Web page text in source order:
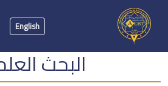
English
البحث